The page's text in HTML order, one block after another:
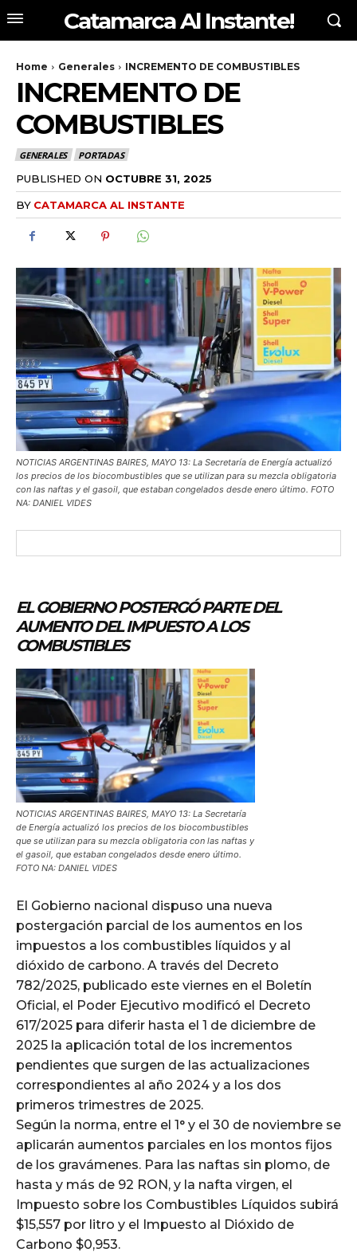
Catamarca Al Instante!
Home Generales INCREMENTO DE COMBUSTIBLES
INCREMENTO DE
COMBUSTIBLES
GENERALES PORTADAS
PUBLISHED ON OCTUBRE 31, 2025
BY CATAMARCA AL INSTANTE
NOTICIAS ARGENTINAS BAIRES, MAYO 13: La Secretaría de Energía actualizó
los precios de los biocombustibles que se utilizan para su mezcla obligatoria
con las naftas y el gasoil, que estaban congelados desde enero último. FOTO
NA: DANIEL VIDES
EL GOBIERNO POSTERGÓ PARTE DEL
AUMENTO DEL IMPUESTO A LOS
COMBUSTIBLES
NOTICIAS ARGENTINAS BAIRES, MAYO 13: La Secretaría
de Energía actualizó los precios de los biocombustibles
que se utilizan para su mezcla obligatoria con las naftas y
el gasoil, que estaban congelados desde enero último.
FOTO NA: DANIEL VIDES
El Gobierno nacional dispuso una nueva
postergación parcial de los aumentos en los
impuestos a los combustibles líquidos y al
dióxido de carbono. A través del Decreto
782/2025, publicado este viernes en el Boletín
Oficial, el Poder Ejecutivo modificó el Decreto
617/2025 para diferir hasta el 1 de diciembre de
2025 la aplicación total de los incrementos
pendientes que surgen de las actualizaciones
correspondientes al año 2024 y a los dos
primeros trimestres de 2025.
Según la norma, entre el 1° y el 30 de noviembre se
aplicarán aumentos parciales en los montos fijos
de los gravámenes. Para las naftas sin plomo, de
hasta y más de 92 RON, y la nafta virgen, el
Impuesto sobre los Combustibles Líquidos subirá
$15,557 por litro y el Impuesto al Dióxido de
Carbono $0,953.